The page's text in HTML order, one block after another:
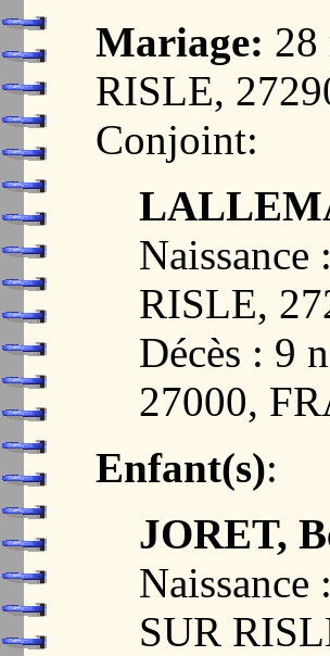
Mariage: 28
RISLE,
Conjoint:
RISLE,
Décès : 9
27000,
Enfant(s):
JORET,
SUR